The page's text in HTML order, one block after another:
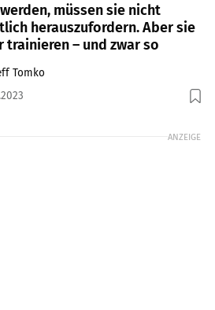
müssen sie nicht
herauszufordern. Aber sie
– und zwar so
Tomko
Foto: shutterstock.com/paul prescott
ANZEIGE